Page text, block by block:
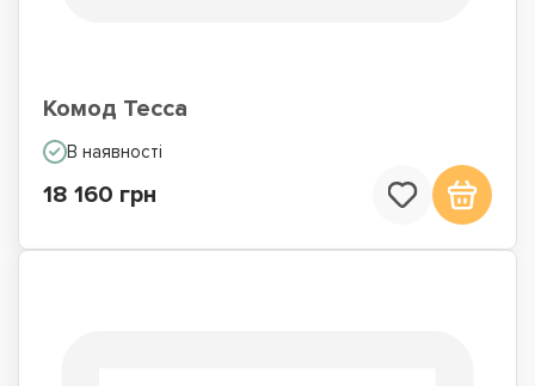
Комод Тесса
В наявності
18 160 грн